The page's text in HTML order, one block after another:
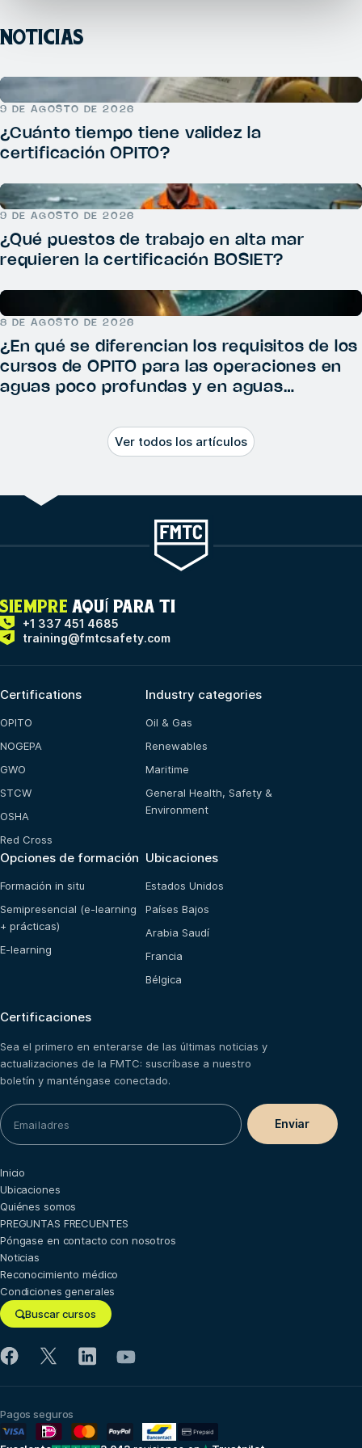
NOTICIAS
9 DE AGOSTO DE 2026
¿Cuánto tiempo tiene validez la
certificación OPITO?
9 DE AGOSTO DE 2026
¿Qué puestos de trabajo en alta mar
requieren la certificación BOSIET?
8 DE AGOSTO DE 2026
¿En qué se diferencian los requisitos de los
cursos de OPITO para las operaciones en
aguas poco profundas y en aguas
Ver todos los artículos
SIEMPRE AQUÍ PARA TI
+1 337 451 4685
training@fmtcsafety.com
Certifications
OPITO
NOGEPA
GWO
STCW
OSHA
Red Cross
Industry categories
Oil & Gas
Renewables
Maritime
General Health, Safety &
Environment
Opciones de formación
Formación in situ
Semipresencial (e-learning
+ prácticas)
E-learning
Ubicaciones
Estados Unidos
Países Bajos
Arabia Saudí
Francia
Bélgica
Certificaciones
Sea el primero en enterarse de las últimas noticias y
actualizaciones de la FMTC: suscríbase a nuestro
boletín y manténgase conectado.
Buscar cursos
Inicio
Ubicaciones
Quiénes somos
PREGUNTAS FRECUENTES
Póngase en contacto con nosotros
Noticias
Reconocimiento médico
Condiciones generales
Pagos seguros